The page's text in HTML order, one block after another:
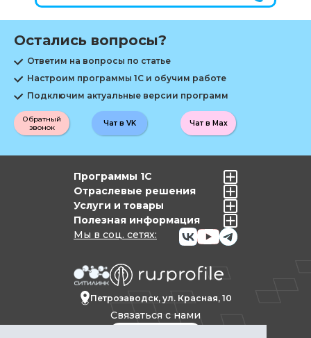
Остались вопросы?
Ответим на вопросы по статье
Настроим программы 1С и обучим работе
Подключим актуальные версии программ
Обратный
звонок
Чат в Max
Чат в VK
Петрозаводск, ул. Красная, 10
Связаться с нами
Мы в соц. сетях:
Программы 1С
Отраслевые решения
Услуги и товары
Полезная информация